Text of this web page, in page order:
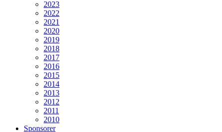
2023
2022
2021
2020
2019
2018
2017
2016
2015
2014
2013
2012
2011
2010
Sponsorer